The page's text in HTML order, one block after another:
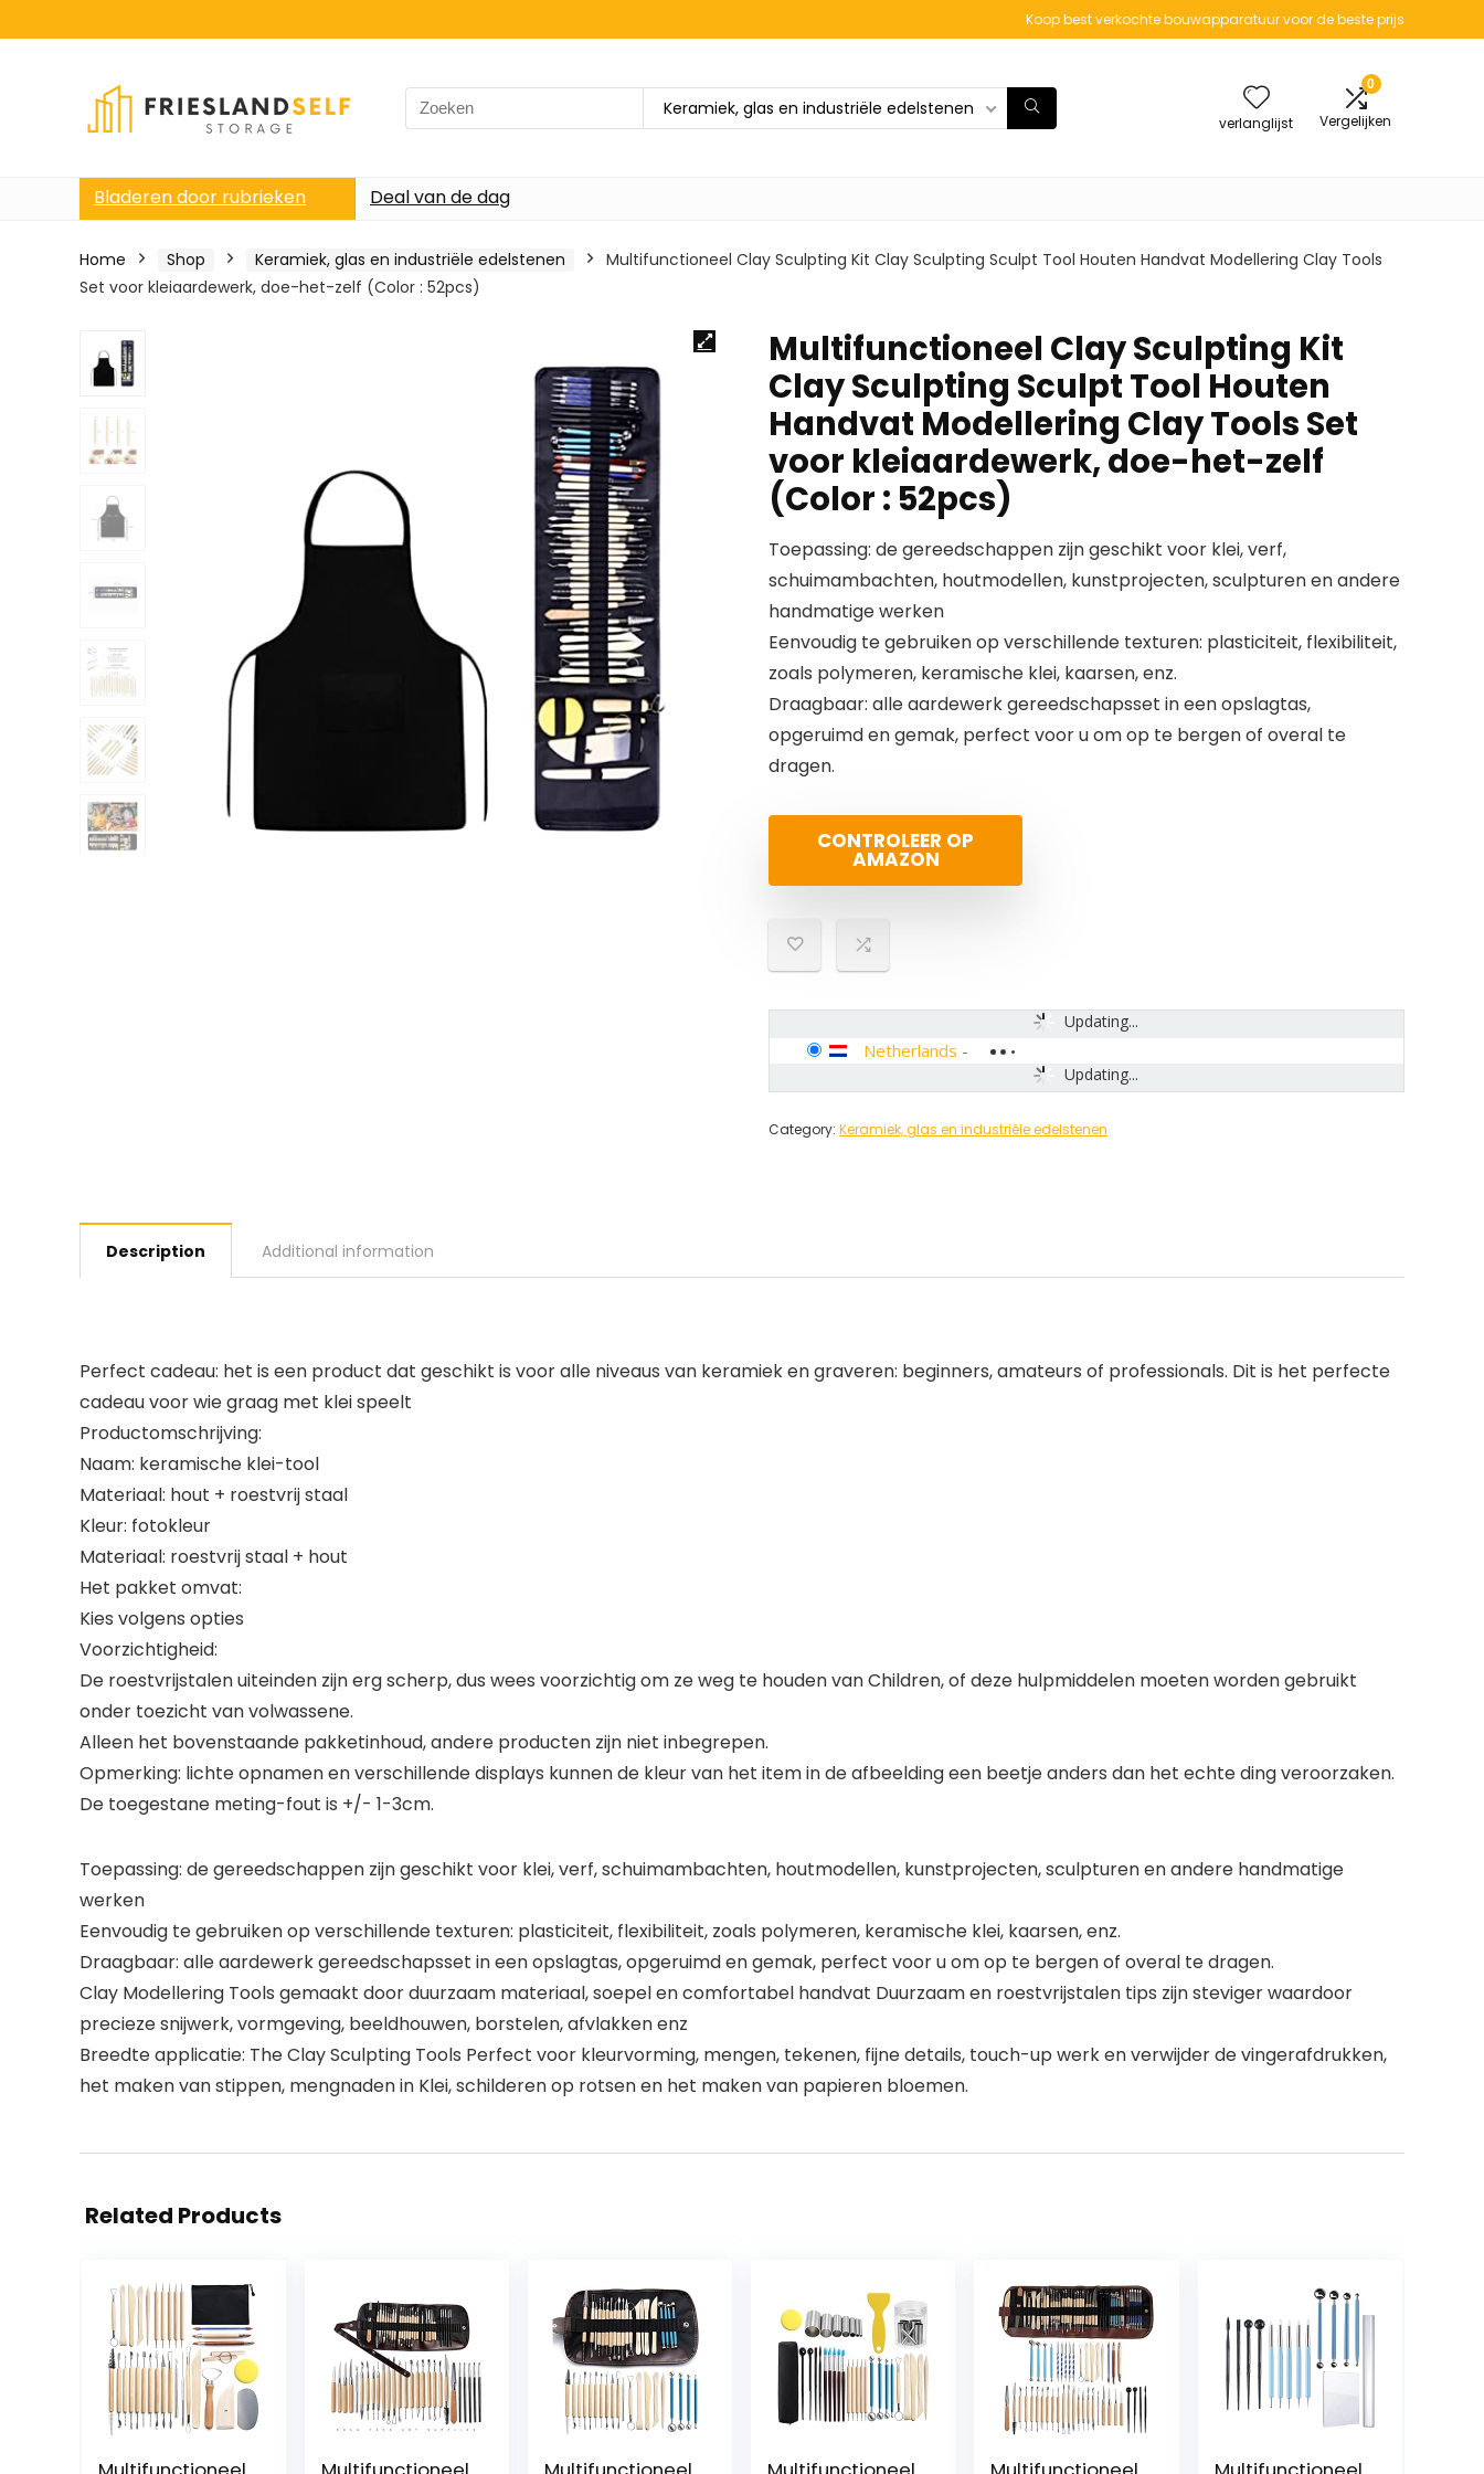
Koop best verkochte bouwapparatuur voor de beste prijs
Search
for:
Keramiek, glas en industriële edelstenen
verlanglijst
0
Vergelijken
Bladeren door rubrieken Deal van de dag
Home Shop Keramiek, glas en industriële edelstenen
Multifunctioneel Clay Sculpting Kit Clay Sculpting Sculpt Tool Houten Handvat Modellering Clay Tools
Set voor kleiaardewerk, doe-het-zelf (Color : 52pcs)
Multifunctioneel Clay Sculpting Kit
Clay Sculpting Sculpt Tool Houten
Handvat Modellering Clay Tools Set
voor kleiaardewerk, doe-het-zelf
(Color : 52pcs)
Toepassing: de gereedschappen zijn geschikt voor klei, verf,
schuimambachten, houtmodellen, kunstprojecten, sculpturen en andere
handmatige werken
Eenvoudig te gebruiken op verschillende texturen: plasticiteit, flexibiliteit,
zoals polymeren, keramische klei, kaarsen, enz.
Draagbaar: alle aardewerk gereedschapsset in een opslagtas,
opgeruimd en gemak, perfect voor u om op te bergen of overal te
dragen.
CONTROLEER OP
AMAZON
Updating...
Updating...
Netherlands -
Category: Keramiek, glas en industriële edelstenen
Description Additional information
Perfect cadeau: het is een product dat geschikt is voor alle niveaus van keramiek en graveren: beginners, amateurs of professionals. Dit is het perfecte
cadeau voor wie graag met klei speelt
Productomschrijving:
Naam: keramische klei-tool
Materiaal: hout + roestvrij staal
Kleur: fotokleur
Materiaal: roestvrij staal + hout
Het pakket omvat:
Kies volgens opties
Voorzichtigheid:
De roestvrijstalen uiteinden zijn erg scherp, dus wees voorzichtig om ze weg te houden van Children, of deze hulpmiddelen moeten worden gebruikt
onder toezicht van volwassene.
Alleen het bovenstaande pakketinhoud, andere producten zijn niet inbegrepen.
Opmerking: lichte opnamen en verschillende displays kunnen de kleur van het item in de afbeelding een beetje anders dan het echte ding veroorzaken.
De toegestane meting-fout is +/- 1-3cm.
Toepassing: de gereedschappen zijn geschikt voor klei, verf, schuimambachten, houtmodellen, kunstprojecten, sculpturen en andere handmatige
werken
Eenvoudig te gebruiken op verschillende texturen: plasticiteit, flexibiliteit, zoals polymeren, keramische klei, kaarsen, enz.
Draagbaar: alle aardewerk gereedschapsset in een opslagtas, opgeruimd en gemak, perfect voor u om op te bergen of overal te dragen.
Clay Modellering Tools gemaakt door duurzaam materiaal, soepel en comfortabel handvat Duurzaam en roestvrijstalen tips zijn steviger waardoor
precieze snijwerk, vormgeving, beeldhouwen, borstelen, afvlakken enz
Breedte applicatie: The Clay Sculpting Tools Perfect voor kleurvorming, mengen, tekenen, fijne details, touch-up werk en verwijder de vingerafdrukken,
het maken van stippen, mengnaden in Klei, schilderen op rotsen en het maken van papieren bloemen.
Related Products